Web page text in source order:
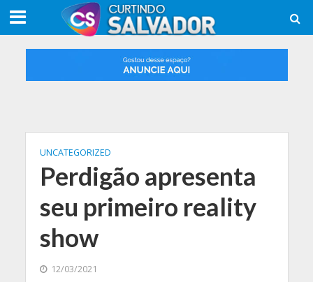
UNCATEGORIZED
Perdigão apresenta
seu primeiro reality
show
12/03/2021